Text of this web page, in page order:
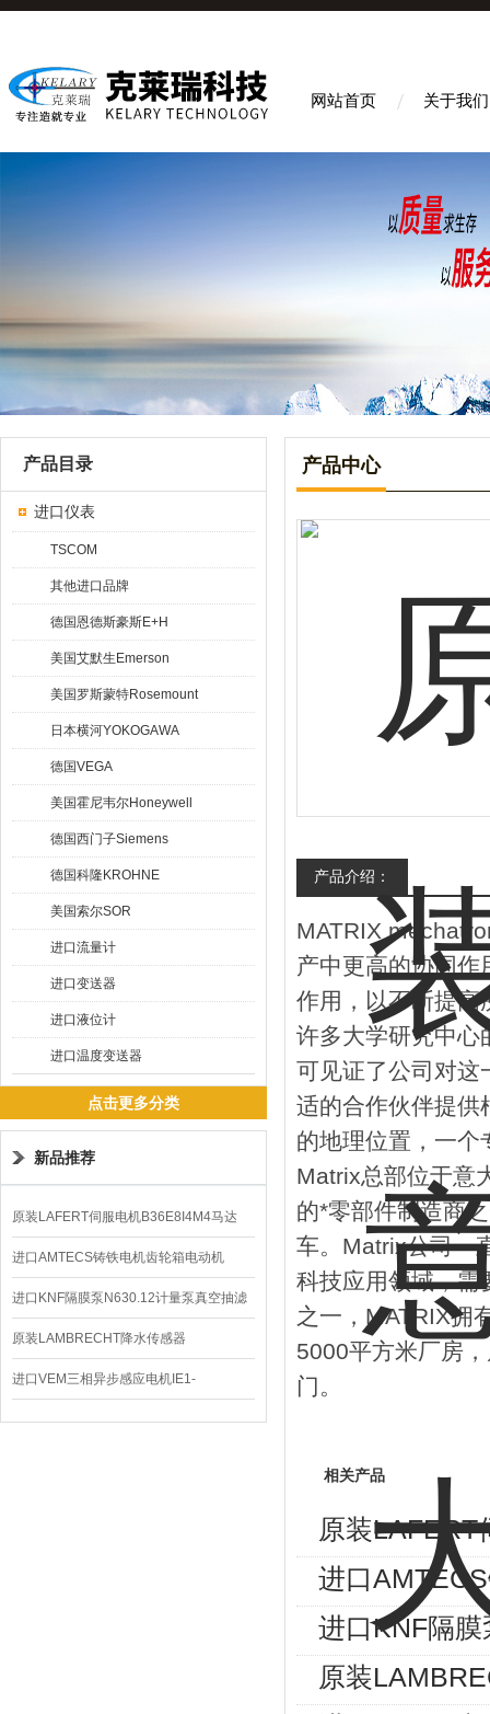
网站首页 关于我们
产品目录
进口仪表
TSCOM
其他进口品牌
德国恩德斯豪斯E+H
美国艾默生Emerson
美国罗斯蒙特Rosemount
日本横河YOKOGAWA
德国VEGA
美国霍尼韦尔Honeywell
德国西门子Siemens
德国科隆KROHNE
美国索尔SOR
进口流量计
进口变送器
进口液位计
进口温度变送器
点击更多分类
新品推荐
原装LAFERT伺服电机B36E8I4M4马达
B5602价格
进口AMTECS铸铁电机齿轮箱电动机
AMAS
进口KNF隔膜泵N630.12计量泵真空抽滤
泵价格
原装LAMBRECHT降水传感器
00.14575.20气象仪
进口VEM三相异步感应电机IE1-
K21R80G4马达
产品中心
产品介绍：
MATRIX
产中更高的协同作
作用，以不断提高
许多大学研究中心
可见证了公司对这
适的合作伙伴提供
的地理位置，一个
Matrix总部位于意
的*零部件制造商
车。Matrix公司一
科技应用领域，需
之一，MATRIX拥
5000平方米厂房
门。
相关产品
原装LAFERT
进口
进口KNF隔
原装